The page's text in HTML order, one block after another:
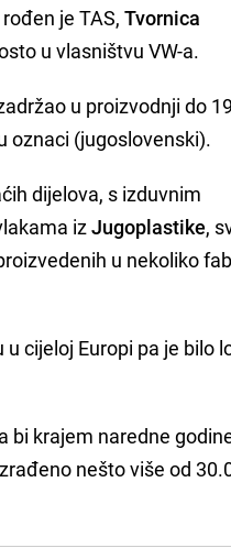
je TAS,Tvornica
u vlasništvu VW-a.
u proizvodnji do
oznaci (jugoslovenski).
dijelova, s izduvnim
izJugoplastike,
u nekoliko
cijeloj Europi pa je bilo
bi krajem naredne
nešto više od